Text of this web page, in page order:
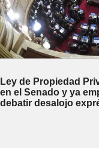
Ley de Propiedad
en el Senado y ya
debatir desalojo